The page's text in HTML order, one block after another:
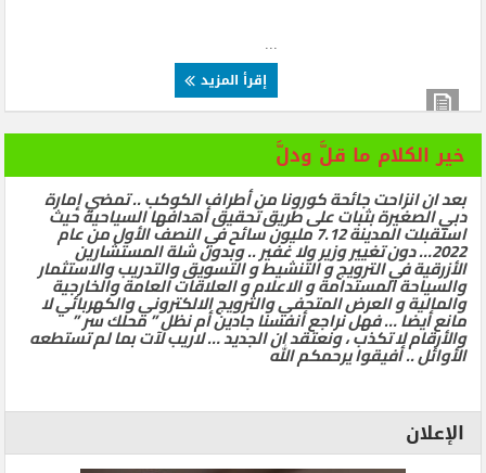
إقرأ المزيد
خير الكلام ما قلَّ ودلَّ
بعد ان انزاحت جائحة كورونا من أطراف الكوكب .. تمضي إمارة
دبي الصغيرة بثبات على طريق تحقيق أهدافها السياحية حيث
استقبلت المدينة 7.12 مليون سائح في النصف الأول من عام
2022… دون تغيير وزير ولا غفير .. وبدون شلة المستشارين
الأزرقية في الترويج و التنشيط و التسويق والتدريب والاستثمار
والسياحة المستدامة و الاعلام و العلاقات العامة والخارجية
والمالية و العرض المتحفي والترويج الالكتروني والكهربائي لا
مانع أيضا … فهل نراجع أنفسنا جادين أم نظل ” محلك سر ”
والأرقام لا تكذب ، ونعتقد ان الجديد … لاريب لآت بما لم تستطعه
الأوائل .. أفيقوا يرحمكم الله
الإعلان